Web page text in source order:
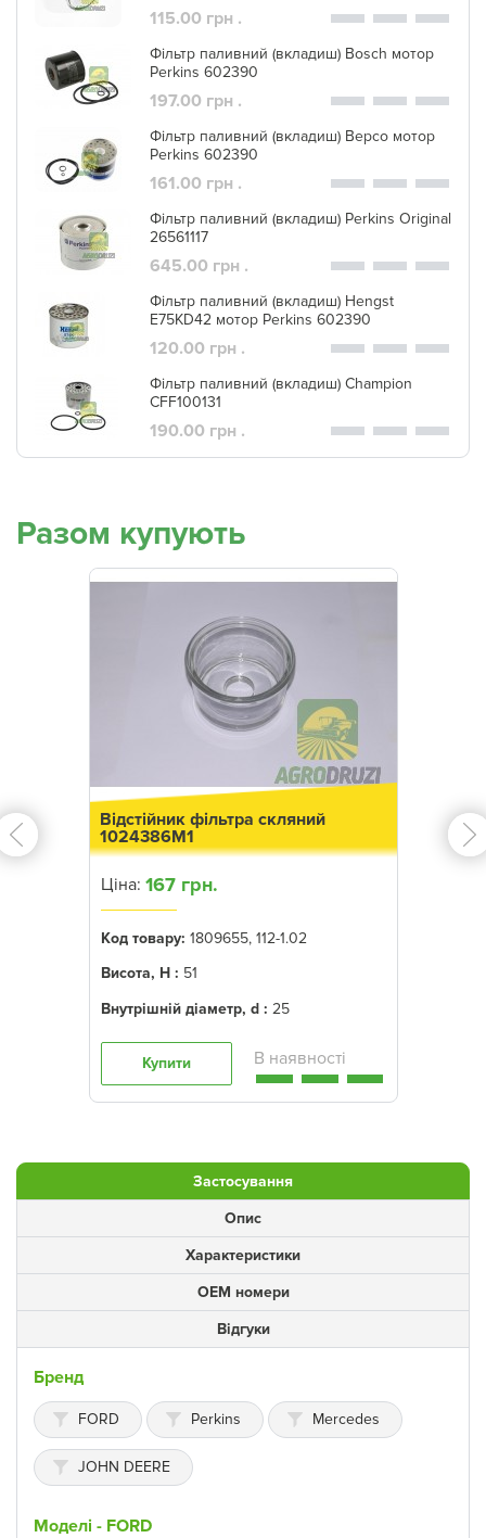
115.00 грн .
Фільтр паливний (вкладиш) Bosch мотор
Perkins 602390
197.00 грн .
Фільтр паливний (вкладиш) Bepco мотор
Perkins 602390
161.00 грн .
Фільтр паливний (вкладиш) Perkins Original
26561117
645.00 грн .
Фільтр паливний (вкладиш) Hengst
E75KD42 мотор Perkins 602390
120.00 грн .
Фільтр паливний (вкладиш) Champion
CFF100131
190.00 грн .
Разом купують
Відстійник фільтра скляний
1024386M1
Ціна: 167 грн.
Код товару: 1809655, 112-1.02
Висота, Н : 51
Внутрішній діаметр, d : 25
Купити
Застосування
Опис
Характеристики
ОЕМ номери
Відгуки
Бренд
FORD Perkins Mercedes
JOHN DEERE
Моделі - FORD